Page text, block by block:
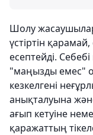
Шолу
үстіртін
есептейді.
"маңызды емес"
кезкелгені
анықталуына
ағып кетуіне
қаражаттың